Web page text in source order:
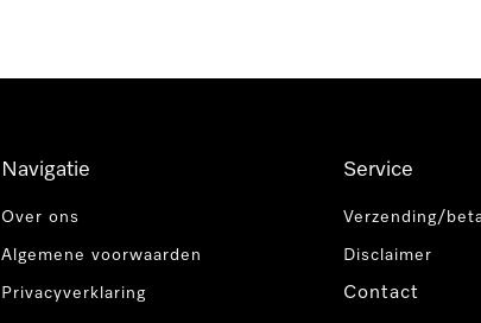
Navigatie
Over ons
Algemene voorwaarden
Privacyverklaring
Service
Verzending/
Disclaimer
Contact